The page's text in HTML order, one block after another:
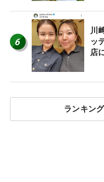
6
川
ッ
店
ランキン